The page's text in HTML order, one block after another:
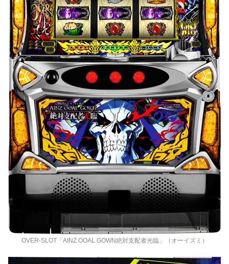
OVER‐SLOT「AINZ OOAL GOWN絶対支配者光臨」（オーイズミ）